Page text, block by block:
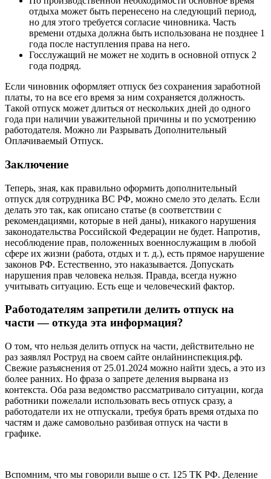
отдыха может быть перенесено на следующий период,
но для этого требуется согласие чиновника. Часть
времени отдыха должна быть использована не позднее 1
года после наступления права на него.
Госслужащий не может не ходить в основной отпуск 2
года подряд.
Если чиновник оформляет отпуск без сохранения заработной
платы, то на все его время за ним сохраняется должность.
Такой отпуск может длиться от нескольких дней до одного
года при наличии уважительной причины и по усмотрению
работодателя. Можно ли Разрывать Дополнительный
Оплачиваемый Отпуск.
Заключение
Теперь, зная, как правильно оформить дополнительный
отпуск для сотрудника ВС РФ, можно смело это делать. Если
делать это так, как описано статье (в соответствии с
рекомендациями, которые в ней даны), никакого нарушения
законодательства Российской Федерации не будет. Напротив,
несоблюдение прав, положенных военнослужащим в любой
сфере их жизни (работа, отдых и т. д.), есть прямое нарушение
законов РФ. Естественно, это наказывается. Допускать
нарушения прав человека нельзя. Правда, всегда нужно
учитывать ситуацию. Есть еще и человеческий фактор.
Работодателям запретили делить отпуск на
части — откуда эта информация?
О том, что нельзя делить отпуск на части, действительно не
раз заявлял Роструд на своем сайте онлайнинспекция.рф.
Свежие разъяснения от 25.01.2024 можно найти здесь, а это из
более ранних. Но фраза о запрете деления вырвана из
контекста. Оба раза ведомство рассматривало ситуации, когда
работники пожелали использовать весь отпуск сразу, а
работодатели их не отпускали, требуя брать время отдыха по
частям и даже самовольно разбивая отпуск на части в
графике.
Вспомним, что мы говорили выше о ст. 125 ТК РФ. Деление